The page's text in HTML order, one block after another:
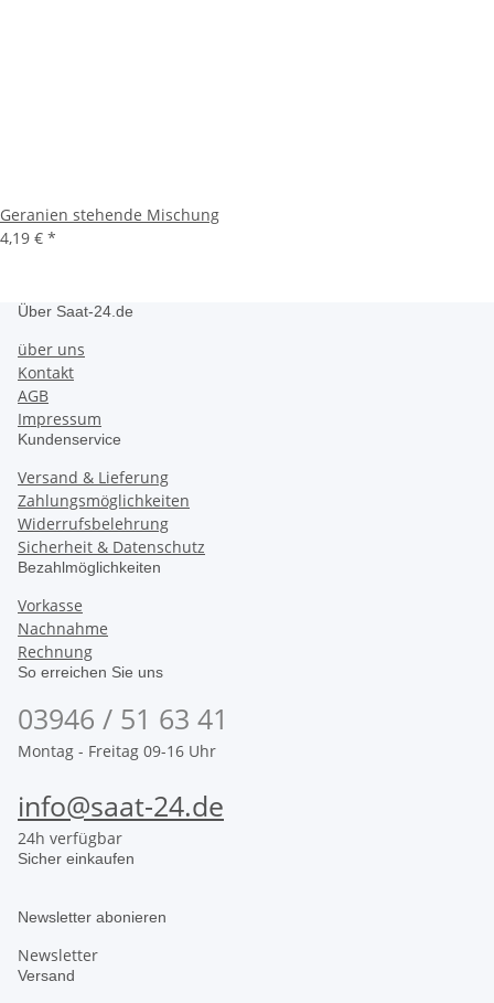
Geranien stehende Mischung
4,19 € *
Über Saat-24.de
über uns
Kontakt
AGB
Impressum
Kundenservice
Versand & Lieferung
Zahlungsmöglichkeiten
Widerrufsbelehrung
Sicherheit & Datenschutz
Bezahlmöglichkeiten
Vorkasse
Nachnahme
Rechnung
So erreichen Sie uns
03946 / 51 63 41
Montag - Freitag 09-16 Uhr
info@saat-24.de
24h verfügbar
Sicher einkaufen
Newsletter abonieren
Newsletter
Versand